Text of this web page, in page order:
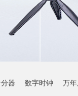
器 数字时钟 万